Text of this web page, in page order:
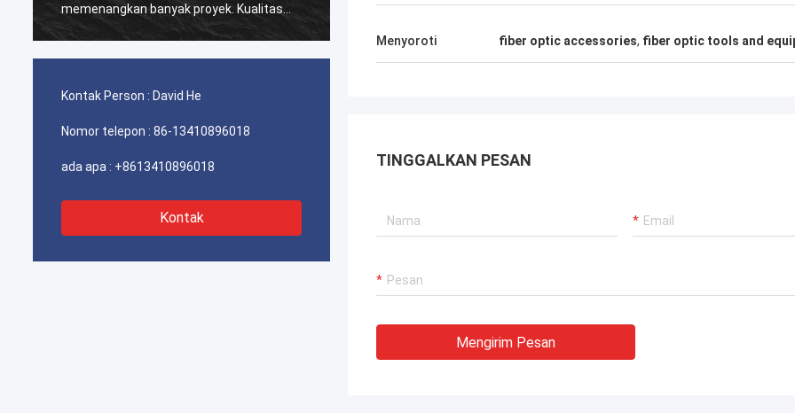
banyak proyek. Kualitas
dan kabel drop FTTH
kontainer kabel GYXTW 40GP dan satu
kontainer 20GP untuk konektor cepat,
dari mereka setiap bulan. Saya setuju
distribusi, penutup sambungan, dan
aksesori serat optik mereka sangat
Kontak Person : David He
Nomor telepon : 86-13410896018
ada apa : +8613410896018
Kontak
Menyoroti fiber optic accessories, fiber optic tools and
TINGGALKAN PESAN
Mengirim Pesan